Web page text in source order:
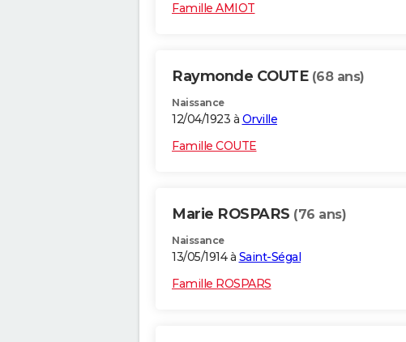
Famille AMIOT
Raymonde COUTE (68 ans)
Naissance
12/04/1923 à Orville
Famille COUTE
Marie ROSPARS (76 ans)
Naissance
13/05/1914 à Saint-Ségal
Famille ROSPARS